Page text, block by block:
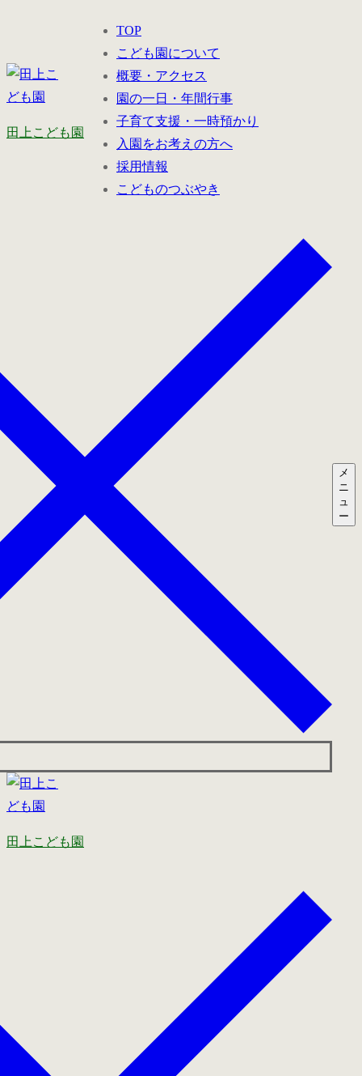
テ
ツ
へ
ュ
る
田上こども園
TOP
こども園について
概要・アクセス
園の一日・年間行事
子育て支援・一時預かり
入園をお考えの方へ
採用情報
こどものつぶやき
メ
ニ
ュ
ー
田上こども園